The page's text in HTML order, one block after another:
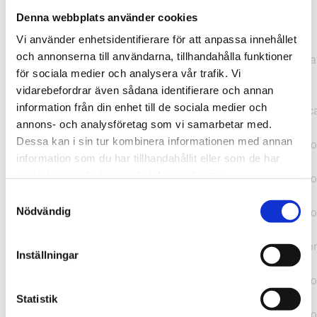
Denna webbplats använder cookies
Vi använder enhetsidentifierare för att anpassa innehållet
och annonserna till användarna, tillhandahålla funktioner
för sociala medier och analysera vår trafik. Vi
vidarebefordrar även sådana identifierare och annan
information från din enhet till de sociala medier och
annons- och analysföretag som vi samarbetar med.
Dessa kan i sin tur kombinera informationen med annan
information som du har tillhandahållit eller som de har
Nödvändig
Inställningar
Statistik
TypeError: "".concat(...).concat(...).replaceAll is not a
function at
https://webshop.pressbyran.se/_next/static/chunks/pages/
b1763451a2186f9e.js:1:11050 at Array.map
(<anonymous>) at K
(https://webshop.pressbyran.se/_next/static/chunks/pages/
b1763451a2186f9e.js:1:10836) at lk
(https://webshop.pressbyran.se/_next/static/chunks/
b241200379730ac0.js:1:129835) at i
(https://webshop.pressbyran.se/_next/static/chunks/
(https://webshop.pressbyran.se/_next/static/chunks/
https://webshop.pressbyran.se/_next/static/chunks/
b241200379730ac0.js:1:167872 at uI
(https://webshop.pressbyran.se/_next/static/chunks/
b241200379730ac0.js:1:167879) at uE
(https://webshop.pressbyran.se/_next/static/chunks/